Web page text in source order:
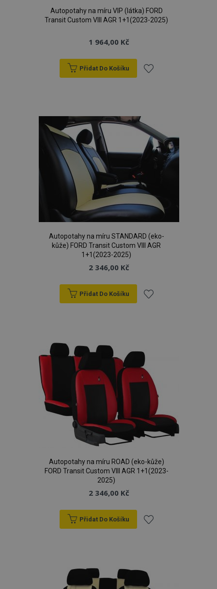
Autopotahy na míru VIP (látka) FORD
Transit Custom VIII AGR 1+1(2023-2025)
1 964,00 Kč
Přidat Do Košíku
oblíbeným
Autopotahy na míru STANDARD (eko-
kůže) FORD Transit Custom VIII AGR
1+1(2023-2025)
2 346,00 Kč
Přidat Do Košíku
oblíbeným
Autopotahy na míru ROAD (eko-kůže)
FORD Transit Custom VIII AGR 1+1(2023-
2025)
2 346,00 Kč
Přidat Do Košíku
oblíbeným